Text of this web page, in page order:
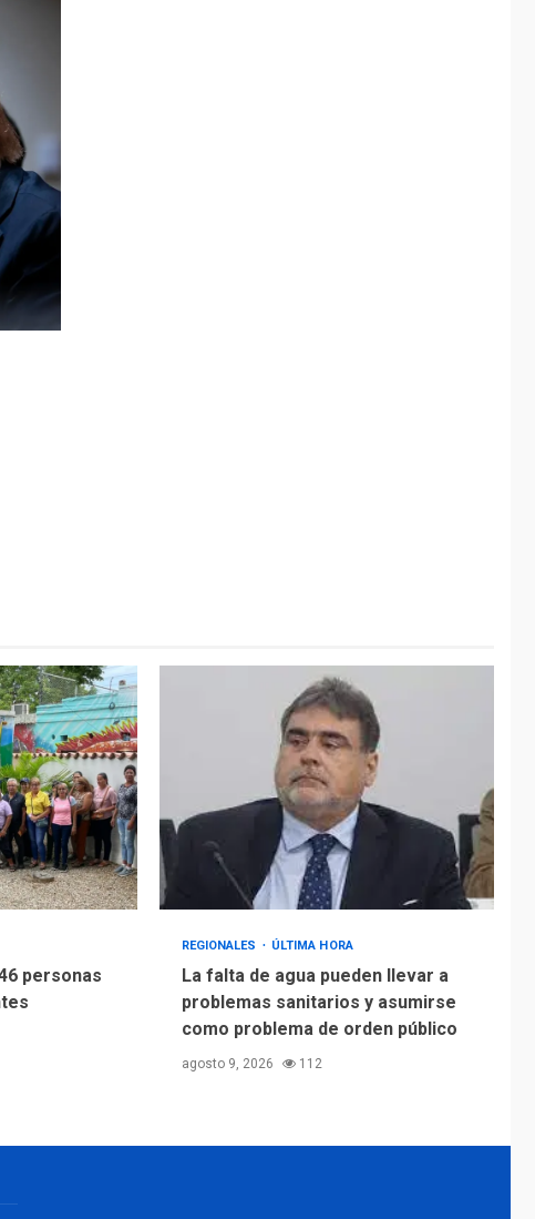
personas
REGIONALES ÚLTIMA HORA
La falta de agua pueden llevar a
problemas sanitarios y asumirse
como problema de orden público
agosto 9, 2026 112